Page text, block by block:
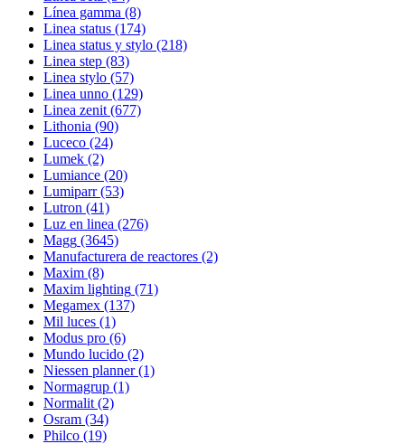
Línea gamma (8)
Linea status (174)
Linea status y stylo (218)
Linea step (83)
Linea stylo (57)
Linea unno (129)
Linea zenit (677)
Lithonia (90)
Luceco (24)
Lumek (2)
Lumiance (20)
Lumiparr (53)
Lutron (41)
Luz en linea (276)
Magg (3645)
Manufacturera de reactores (2)
Maxim (8)
Maxim lighting (71)
Megamex (137)
Mil luces (1)
Modus pro (6)
Mundo lucido (2)
Niessen planner (1)
Normagrup (1)
Normalit (2)
Osram (34)
Philco (19)